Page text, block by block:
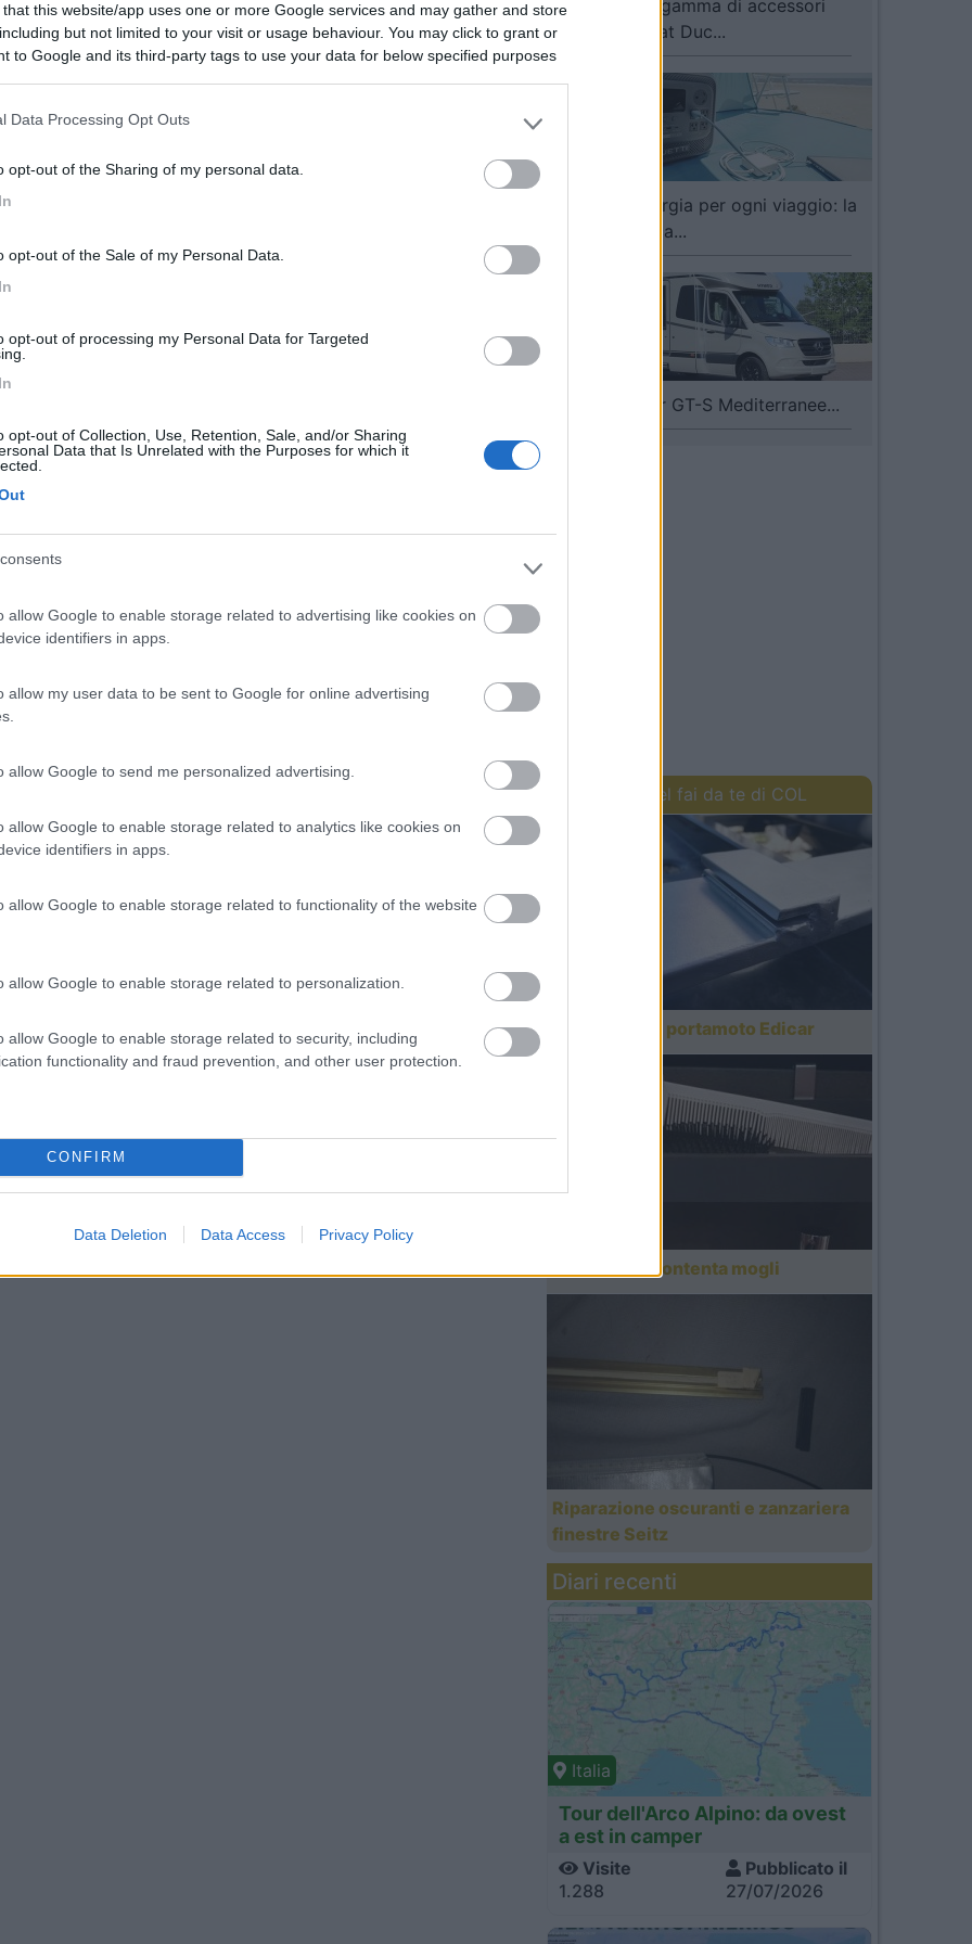
that this website/app uses one or more Google services and may gather and store
but not limited to your visit or usage behaviour. You may click to grant or
to Google and its third-party tags to use your data for below specified purposes
Data Processing Opt Outs
opt-out of the Sharing of my personal data.
opt-out of the Sale of my Personal Data.
opt-out of processing my Personal Data for Targeted
opt-out of Collection, Use, Retention, Sale, and/or Sharing
Data that Is Unrelated with the Purposes for which it
allow Google to enable storage related to advertising like cookies on
identifiers in apps.
allow my user data to be sent to Google for online advertising
allow Google to send me personalized advertising.
allow Google to enable storage related to analytics like cookies on
identifiers in apps.
allow Google to enable storage related to functionality of the website
allow Google to enable storage related to personalization.
allow Google to enable storage related to security, including
functionality and fraud prevention, and other user protection.
CONFIRM
Data Deletion Data Access Privacy Policy
dalla pandemia alle tensioni internazionali che hanno
l'importanza di mantenere una struttura flessibile,
cambiamenti del mercato. Questa esperienza ha
basato sulla diversificazione delle attività, sulla vicinanza
visione di lungo periodo.
europea, Lippert guarda al futuro con la
industriale solida e pronta a cogliere nuove
Lippert EMEA. “Abbiamo creato una rete di
i costruttori con un'offerta sempre più integrata,
di rispondere alle nuove esigenze del mercato. La
l'agilità e la specializzazione delle nostre aziende con
Il decimo anniversario della presenza di Lippert in Europa
i risultati raggiunti, ma anche l'occasione per ribadire
collaboratori. Un percorso iniziato in Toscana nel 2016 e
soluzioni innovative, creare valore e contribuire
Next
Qual è la differenza tra gli ammortizzatori anteriori e quelli posteriori
di un camper?
Fiamma: una gamma di accessori
dedicata a Fiat Duc...
BLUETTI, energia per ogni viaggio: la
gamma dedica...
I nuovi Hymer GT-S Mediterranee...
I lavori del fai da te di COL
Portabici per portamoto Edicar
Mensole accontenta mogli
Riparazione oscuranti e zanzariera
finestre Seitz
Diari recenti
Italia
Tour dell'Arco Alpino: da ovest
a est in camper
Visite
1.288
Pubblicato il
27/07/2026